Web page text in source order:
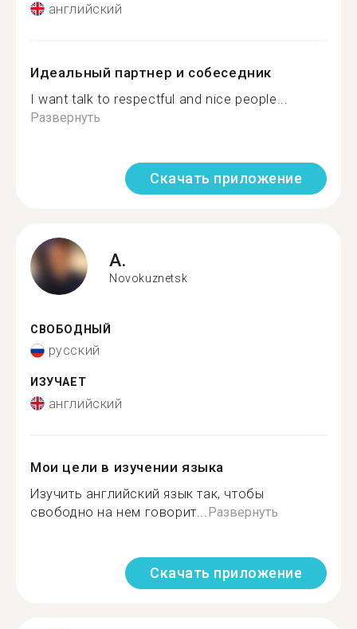
английский
Идеальный партнер и собеседник
I want talk to respectful and nice people...
Развернуть
Скачать приложение
A.
Novokuznetsk
СВОБОДНЫЙ
русский
ИЗУЧАЕТ
английский
Мои цели в изучении языка
Изучить английский язык так, чтобы
свободно на нем говорит... Развернуть
Скачать приложение